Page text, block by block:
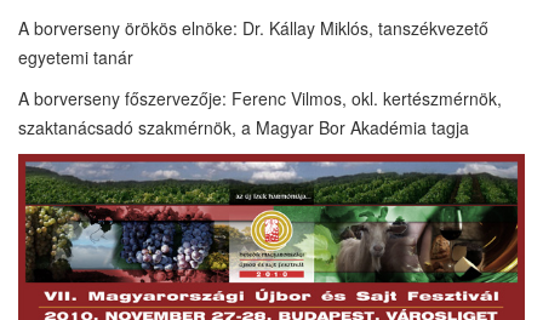
A borverseny örökös elnöke: Dr. Kállay Miklós, tanszékvezető
egyetemi tanár
A borverseny főszervezője: Ferenc Vilmos, okl. kertészmérnök,
szaktanácsadó szakmérnök, a Magyar Bor Akadémia tagja